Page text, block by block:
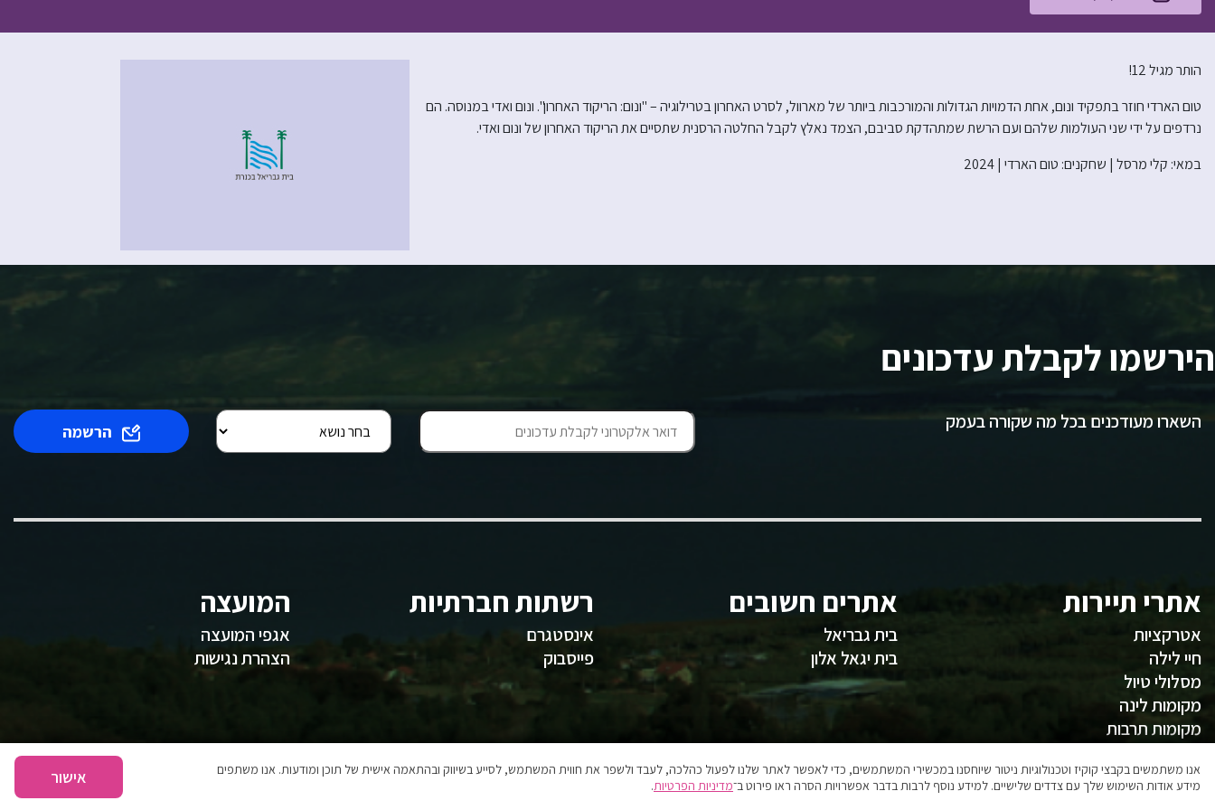
הותר מגיל 12!
טום הארדי חוזר בתפקיד ונום, אחת הדמויות הגדולות והמורכבות ביותר של מארוול, לסרט האחרון בטרילוגיה – "ונום: הריקוד האחרון". ונום ואדי במנוסה. הם
נרדפים על ידי שני העולמות שלהם ועם הרשת שמתהדקת סביבם, הצמד נאלץ לקבל החלטה הרסנית שתסיים את הריקוד האחרון של ונום ואדי.
במאי: קלי מרסל | שחקנים: טום הארדי | 2024
הירשמו לקבלת עדכונים
השארו מעודכנים בכל מה שקורה בעמק הרשמה
אתרי תיירות
אטרקציות
חיי לילה
מסלולי טיול
מקומות לינה
מקומות תרבות
אתרים חשובים
בית גבריאל
בית יגאל אלון
רשתות חברתיות
אינסטגרם
פייסבוק
המועצה
אגפי המועצה
הצהרת נגישות
אנו משתמשים בקבצי קוקיז וטכנולוגיות ניטור שיוחסנו במכשירי המשתמשים, כדי לאפשר לאתר שלנו לפעול כהלכה, לעבד ולשפר את חווית המשתמש, לסייע בשיווק ובהתאמה אישית של תוכן ומודעות. אנו משתפים
מידע אודות השימוש שלך עם צדדים שלישיים. למידע נוסף לרבות בדבר אפשרויות הסרה ראו פירוט ב־מדיניות הפרטיות. אישור